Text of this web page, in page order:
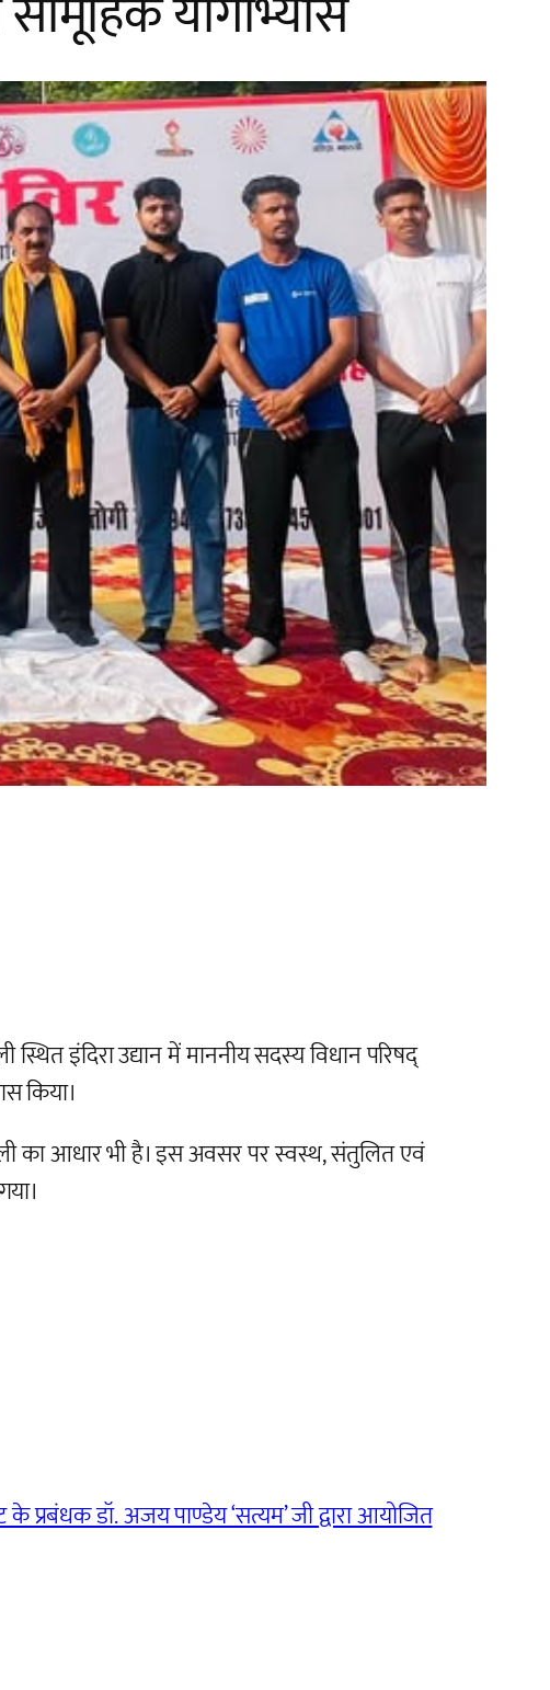
इंदिरा उद्यान में माननीय सदस्य विधान परिषद्
किया।
का आधार भी है। इस अवसर पर स्वस्थ, संतुलित एवं
डॉ. अजय पाण्डेय ‘सत्यम’ जी द्वारा आयोजित